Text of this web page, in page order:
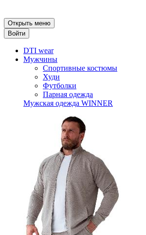
Открыть меню
Войти
DTI wear
Мужчины
Спортивные костюмы
Худи
Футболки
Парная одежда
Мужская одежда WINNER